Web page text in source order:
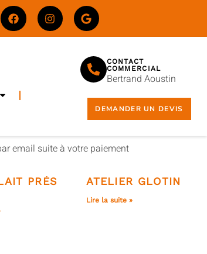
CONTACT
COMMERCIAL
Bertrand Aoustin
DEMANDER UN DEVIS
email suite à votre paiement
PRÉS
ATELIER GLOTIN
Lire la suite »